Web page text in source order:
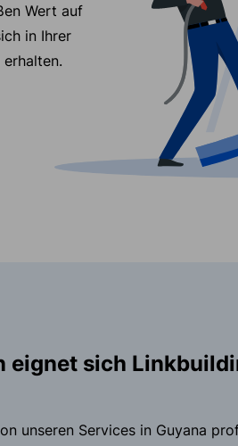
Wert auf
in Ihrer
eignet sich
unseren Services in Guyana